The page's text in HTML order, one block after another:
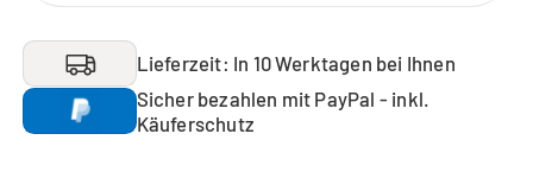
Lieferzeit: In 10 Werktagen bei Ihnen
Sicher bezahlen mit PayPal - inkl.
Käuferschutz